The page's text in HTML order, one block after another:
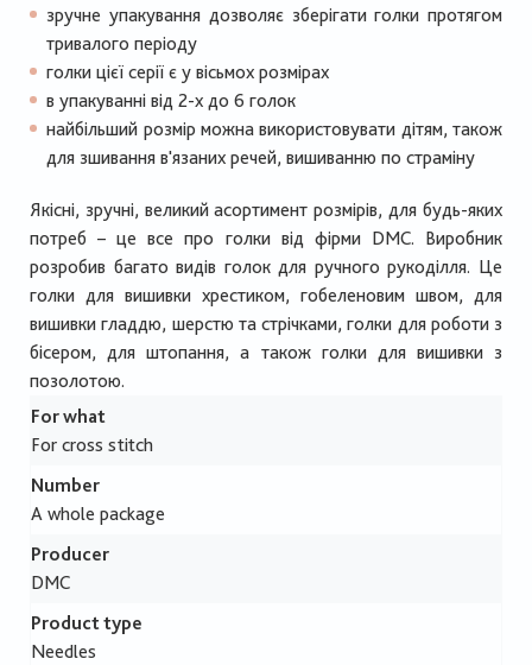
зручне упакування дозволяє зберігати голки протягом
тривалого періоду
голки цієї серії є у вісьмох розмірах
в упакуванні від 2-х до 6 голок
найбільший розмір можна використовувати дітям, також
для зшивання в'язаних речей, вишиванню по страміну
Якісні, зручні, великий асортимент розмірів, для будь-яких
потреб – це все про голки від фірми DMC. Виробник
розробив багато видів голок для ручного рукоділля. Це
голки для вишивки хрестиком, гобеленовим швом, для
вишивки гладдю, шерстю та стрічками, голки для роботи з
бісером, для штопання, а також голки для вишивки з
позолотою.
For what
For cross stitch
Number
A whole package
Producer
DMC
Product type
Needles